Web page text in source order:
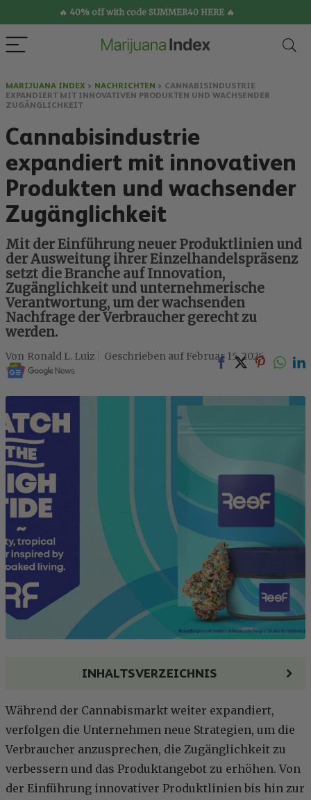
🔥 40% off with code SUMMER40 HERE 🔥
MARIJUANA INDEX > NACHRICHTEN > CANNABISINDUSTRIE
EXPANDIERT MIT INNOVATIVEN PRODUKTEN UND WACHSENDER
ZUGÄNGLICHKEIT
Cannabisindustrie
expandiert mit innovativen
Produkten und wachsender
Zugänglichkeit
Mit der Einführung neuer Produktlinien und
der Ausweitung ihrer Einzelhandelspräsenz
setzt die Branche auf Innovation,
Zugänglichkeit und unternehmerische
Verantwortung, um der wachsenden
Nachfrage der Verbraucher gerecht zu
werden.
Ronald L. Luiz Februar 15, 2025
INHALTSVERZEICHNIS
Während der Cannabismarkt weiter expandiert,
verfolgen die Unternehmen neue Strategien, um die
Verbraucher anzusprechen, die Zugänglichkeit zu
verbessern und das Produktangebot zu erhöhen. Von
der Einführung innovativer Produktlinien bis hin zur